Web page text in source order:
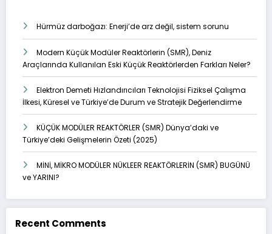
Hürmüz darboğazı: Enerji’de arz değil, sistem sorunu
Modern Küçük Modüler Reaktörlerin (SMR), Deniz
Araçlarında Kullanılan Eski Küçük Reaktörlerden Farkları Neler?
Elektron Demeti Hızlandırıcıları Teknolojisi Fiziksel Çalışma
İlkesi, Küresel ve Türkiye’de Durum ve Stratejik Değerlendirme
KÜÇÜK MODÜLER REAKTÖRLER (SMR) Dünya’daki ve
Türkiye’deki Gelişmelerin Özeti (2025)
MİNİ, MİKRO MODÜLER NÜKLEER REAKTÖRLERİN (SMR) BUGÜNÜ
ve YARINI?
Recent Comments